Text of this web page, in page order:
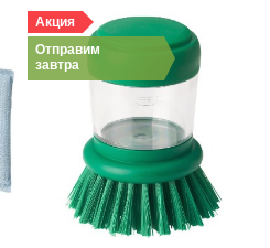
Акция
Отправим
завтра